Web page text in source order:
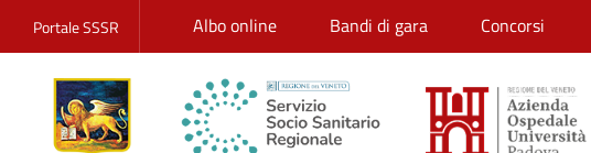
Portale SSSR Albo online Bandi di gara Concorsi